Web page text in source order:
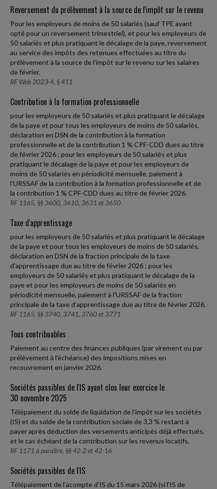
Reversement du prélèvement à la source de l'impôt sur le revenu
Pour les employeurs de moins de 50 salariés (sauf TPE ayant
opté pour un reversement trimestriel), et pour les employeurs de
50 salariés et plus pratiquant le décalage de la paye, reversement
au service des impôts des retenues effectuées au titre du
prélèvement à la source de l'impôt sur le revenu sur les salaires
de février.
RF Web 2023-4, § 411
Contribution à la formation professionnelle
pour les employeurs de 50 salariés et plus pratiquant le décalage
de la paye et pour tous les employeurs de moins de 50 salariés,
déclaration en DSN de la contribution à la formation
professionnelle et de la contribution 1 % CPF-CDD dues au titre
de février 2026 ; pour les employeurs de 50 salariés et plus
pratiquant le décalage de la paye et pour les employeurs de
moins de 50 salariés en périodicité mensuelle, paiement à
l'URSSAF de la contribution à la formation professionnelle et de
la contribution 1 % CPF-CDD dues au titre de février 2026.
RF 1165, §§ 3600, 3610, 3631 et 3650
Taxe d'apprentissage
pour les employeurs de 50 salariés et plus pratiquant le décalage
de la paye et pour tous les employeurs de moins de 50 salariés,
déclaration en DSN de la fraction principale de la taxe
d'apprentissage due au titre de février 2026 ; pour les
employeurs de 50 salariés et plus pratiquant le décalage de la
paye et pour les employeurs de moins de 50 salariés en
périodicité mensuelle, paiement à l'URSSAF de la fraction
principale de la taxe d'apprentissage due au titre de février 2026.
RF 1165, §§ 3740, 3741, 3760 et 3771
Tous contribuables
Paiement au centre des finances publiques (par virement ou par
prélèvement à l'échéance) des impositions mises en
recouvrement en janvier 2026.
Sociétés passibles de l'IS ayant clos leur exercice le
30 novembre 2025
Télépaiement du solde de liquidation de l'impôt sur les sociétés
(IS) et du solde de la contribution sociale de 3,3 % restant à
payer après déduction des versements anticipés déjà effectués,
et le cas échéant de la contribution sur les revenus locatifs.
RF 1171 à paraître, §§ 42-2 et 42-16
Sociétés passibles de l'IS
Télépaiement de l'acompte d'IS du 15 mars 2026 (si l'IS de